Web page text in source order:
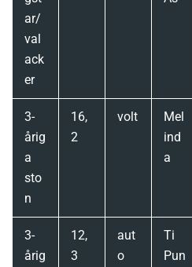
ar/
val
ack
er
3-
årig
a
sto
n
16,
2
volt
Mel
ind
a
3-
årig
12,
3
aut
o
Ti
Pun